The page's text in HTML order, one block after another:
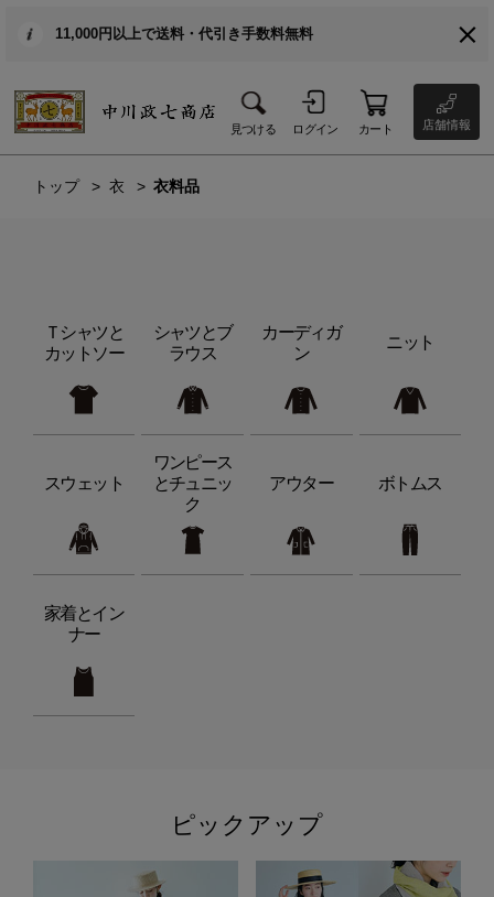
11,000円以上で送料・代引き手数料無料
見つける ログイン カート 店舗情報
トップ 衣 衣料品
Ｔシャツと
カットソー
シャツとブ
ラウス
カーディガ
ン
ニット
スウェット
ワンピース
とチュニッ
ク
アウター ボトムス
家着とイン
ナー
ピックアップ